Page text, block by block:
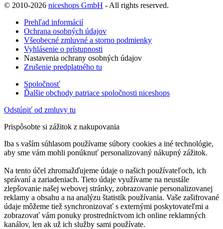
© 2010-2026 niceshops GmbH - All rights reserved.
Prehľad informácií
Ochrana osobných údajov
Všeobecné zmluvné a storno podmienky
Vyhlásenie o prístupnosti
Nastavenia ochrany osobných údajov
Zrušenie predplatného tu
Spoločnosť
Ďalšie obchody patriace spoločnosti niceshops
Odstúpiť od zmluvy tu
Prispôsobte si zážitok z nakupovania
Iba s vaším súhlasom používame súbory cookies a iné technológie,
aby sme vám mohli ponúknuť personalizovaný nákupný zážitok.
Na tento účel zhromažďujeme údaje o našich používateľoch, ich
správaní a zariadeniach. Tieto údaje využívame na neustále
zlepšovanie našej webovej stránky, zobrazovanie personalizovanej
reklamy a obsahu a na analýzu štatistík používania. Vaše zašifrované
údaje môžeme tiež synchronizovať s externými poskytovateľmi a
zobrazovať vám ponuky prostredníctvom ich online reklamných
kanálov, len ak už ich služby sami používate.